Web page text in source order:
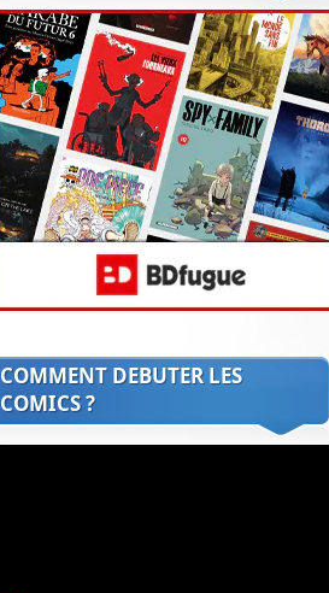
COMMENT DEBUTER LES
COMICS ?